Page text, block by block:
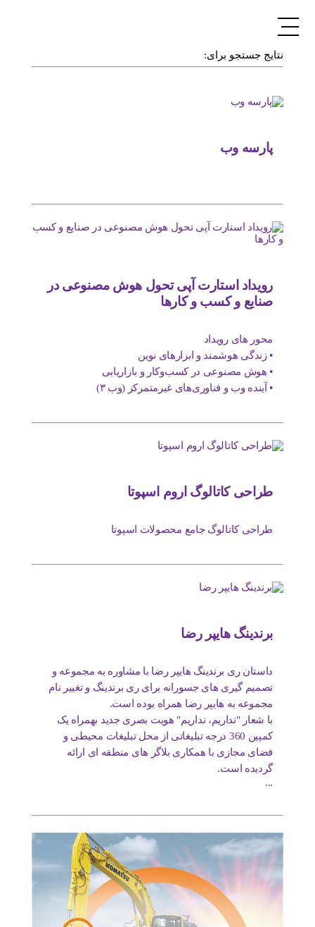
نتایج جستجو برای:
پارسه وب
رویداد استارت آپی تحول هوش مصنوعی در
صنایع و کسب و کارها
محور های رویداد
• زندگی هوشمند و ابزارهای نوین
• هوش مصنوعی در کسب‌وکار و بازاریابی
• آینده وب و فناوری‌های غیرمتمرکز (وب ۳)
طراحی کاتالوگ اروم اسپوتا
طراحی کاتالوگ جامع محصولات اسپوتا
برندینگ هایپر رضا
داستان ری برندینگ هایپر رضا با مشاوره به مجموعه و
تصمیم گیری های جسورانه برای ری برندینگ و تغییر نام
مجموعه به هایپر رضا همراه بوده است.
با شعار "نداریم، نداریم" هویت بصری جدید بهمراه یک
کمپین 360 درجه تبلیغاتی از محل تبلیغات محیطی و
فضای مجازی با همکاری بلاگر های منطقه ای ارائه
گردیده است.
...